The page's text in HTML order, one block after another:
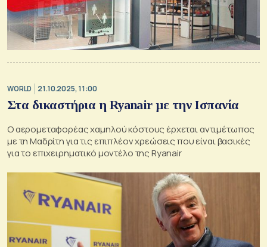
WORLD 21.10.2025, 11:00
Στα δικαστήρια η Ryanair με την Ισπανία
Ο αερομεταφορέας χαμηλού κόστους έρχεται αντιμέτωπος
με τη Μαδρίτη για τις επιπλέον χρεώσεις που είναι βασικές
για το επιχειρηματικό μοντέλο της Ryanair